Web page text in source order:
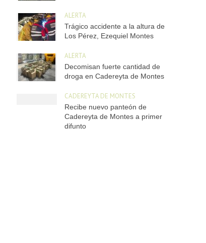
ALERTA
Trágico accidente a la altura de
Los Pérez, Ezequiel Montes
ALERTA
Decomisan fuerte cantidad de
droga en Cadereyta de Montes
CADEREYTA DE MONTES
Recibe nuevo panteón de
Cadereyta de Montes a primer
difunto